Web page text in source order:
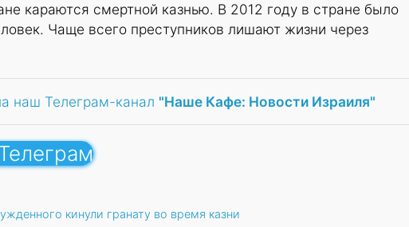
караются смертной казнью. В 2012 году в стране было
Чаще всего преступников лишают жизни через
наш Телеграм-канал "Наше Кафе: Новости Израиля"
кинули гранату во время казни